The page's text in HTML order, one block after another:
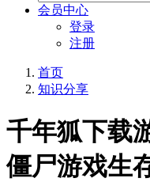
会员中心
登录
注册
首页
知识分享
千年狐下载
僵尸游戏生